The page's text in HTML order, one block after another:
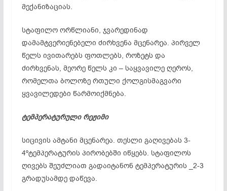
მექანიზაციას.
სტაფილო ორწლიანი, ჯვარედინად
დამამტვერიენებელი ძირხვენა მცენარეა. პირველ
წელს ივითარებს ფოთლებს, როზეტს და
ძირხვენას, მეორე წელს კი – საყვავილე ღეროს,
რომელთა ბოლოზე რთული ქოლგისმაგვარი
ყვავილედები წარმოიქმნება.
ტემპერატურული რეჟიმი
სიცივის ამტანი მცენარეა. თესლი გაღივებას 3-
4ºტემპერატურის პირობებში იწყებს. სტაფილოს
ღივებს შეუძლიათ გადაიტანონ ტემპერატურის _2-3
გრადუსამდე დაწევა.